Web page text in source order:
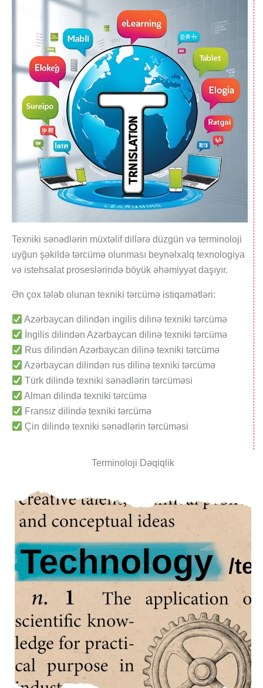
Texniki sənədlərin müxtəlif dillərə düzgün və terminoloji
uyğun şəkildə tərcümə olunması beynəlxalq texnologiya
və istehsalat proseslərində böyük əhəmiyyət daşıyır.
Ən çox tələb olunan texniki tərcümə istiqamətləri:
Azərbaycan dilindən ingilis dilinə texniki tərcümə
İngilis dilindən Azərbaycan dilinə texniki tərcümə
Rus dilindən Azərbaycan dilinə texniki tərcümə
Azərbaycan dilindən rus dilinə texniki tərcümə
Türk dilində texniki sənədlərin tərcüməsi
Alman dilində texniki tərcümə
Fransız dilində texniki tərcümə
Çin dilində texniki sənədlərin tərcüməsi
Terminoloji Dəqiqlik